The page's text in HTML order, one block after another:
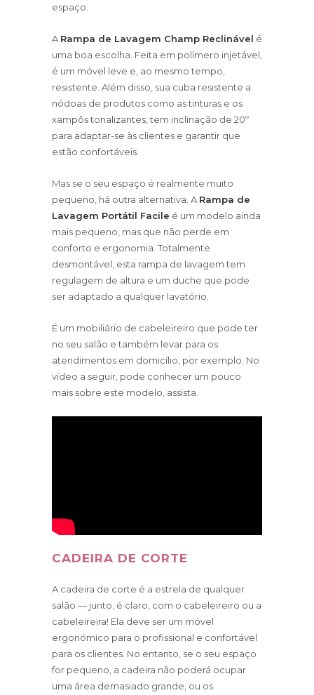
espaço.
A Rampa de Lavagem Champ Reclinável é
uma boa escolha. Feita em polímero injetável,
é um móvel leve e, ao mesmo tempo,
resistente. Além disso, sua cuba resistente a
nódoas de produtos como as tinturas e os
xampôs tonalizantes, tem inclinação de 20º
para adaptar-se às clientes e garantir que
estão confortáveis.
Mas se o seu espaço é realmente muito
pequeno, há outra alternativa. A Rampa de
Lavagem Portátil Facile é um modelo ainda
mais pequeno, mas que não perde em
conforto e ergonomia. Totalmente
desmontável, esta rampa de lavagem tem
regulagem de altura e um duche que pode
ser adaptado a qualquer lavatório.
É um mobiliário de cabeleireiro que pode ter
no seu salão e também levar para os
atendimentos em domicílio, por exemplo. No
vídeo a seguir, pode conhecer um pouco
mais sobre este modelo, assista.
CADEIRA DE CORTE
A cadeira de corte é a estrela de qualquer
salão — junto, é claro, com o cabeleireiro ou a
cabeleireira! Ela deve ser um móvel
ergonómico para o profissional e confortável
para os clientes. No entanto, se o seu espaço
for pequeno, a cadeira não poderá ocupar
uma área demasiado grande, ou os